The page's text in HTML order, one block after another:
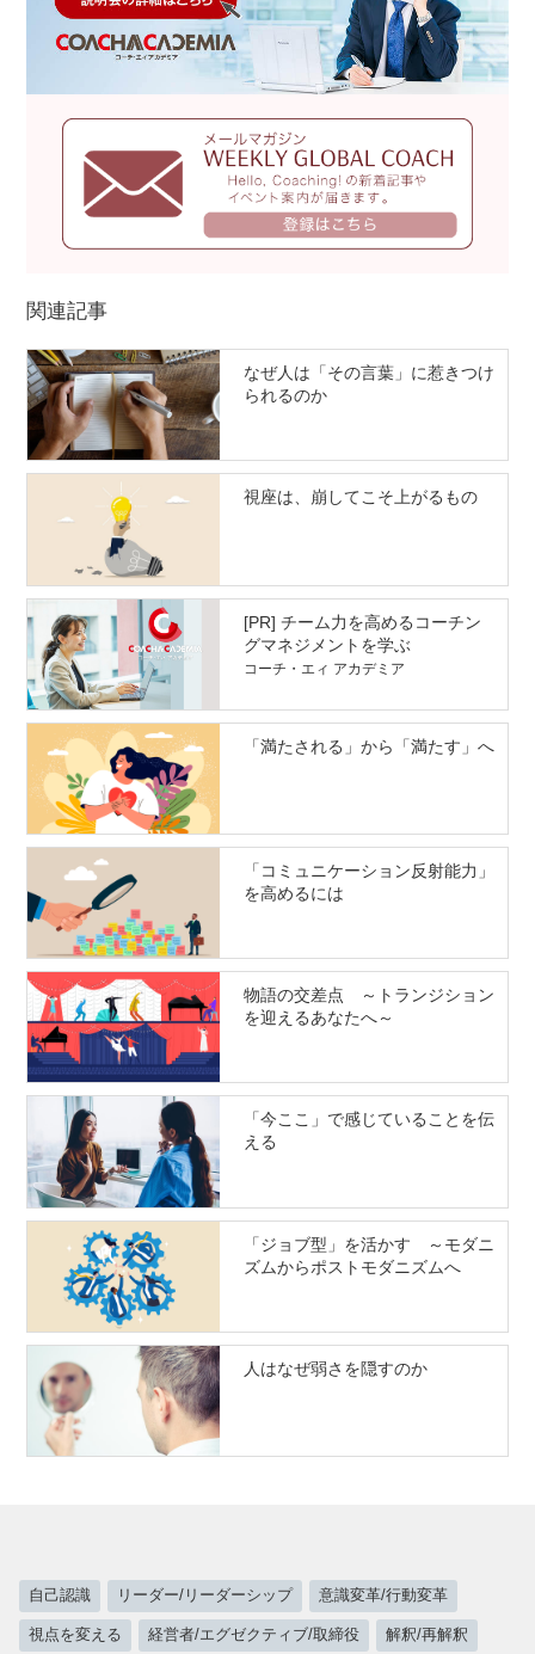
関連記事
なぜ人は「その言葉」に惹きつけ
られるのか
視座は、崩してこそ上がるもの
[PR] チーム力を高めるコーチン
グマネジメントを学ぶ
コーチ・エィ アカデミア
「満たされる」から「満たす」へ
「コミュニケーション反射能力」
を高めるには
物語の交差点 ～トランジション
を迎えるあなたへ～
「今ここ」で感じていることを伝
える
「ジョブ型」を活かす ～モダニ
ズムからポストモダニズムへ
人はなぜ弱さを隠すのか
自己認識 リーダー/リーダーシップ 意識変革/行動変革
視点を変える 経営者/エグゼクティブ/取締役 解釈/再解釈